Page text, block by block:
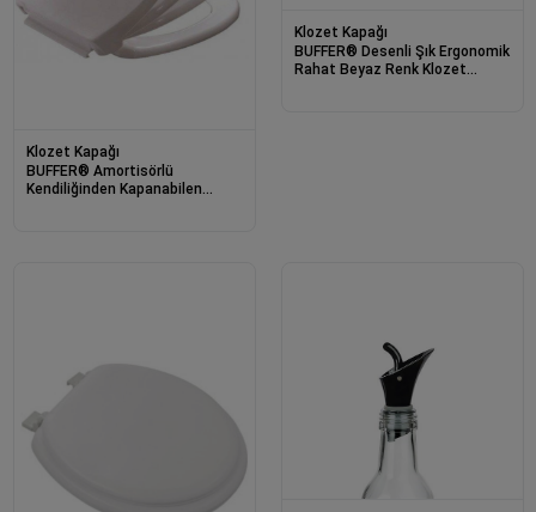
Klozet Kapağı
BUFFER® Amortisörlü
Kendiliğinden Kapanabilen
Klozet Kapağı
BUFFER® Desenli Şık Ergonomik
Rahat Beyaz Renk Klozet